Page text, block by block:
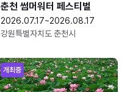
춘천 썸머워터 페스티벌
2026.07.17~2026.08.17
강원특별자치도 춘천시
개최중